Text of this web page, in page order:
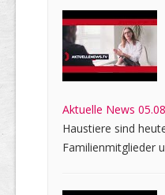
Aktuelle News
Haustiere sind
Familienmitglieder